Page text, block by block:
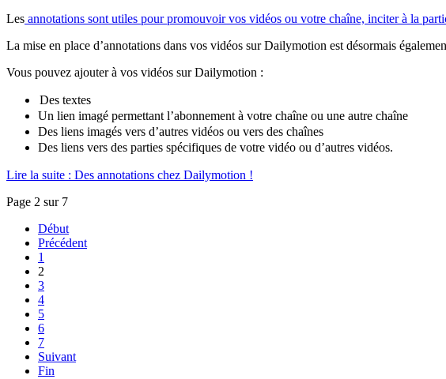
Les annotations sont utiles pour promouvoir vos vidéos ou votre chaîne, inciter à la
La mise en place d’annotations dans vos vidéos sur Dailymotion est désormais
Vous pouvez ajouter à vos vidéos sur Dailymotion :
Des textes
Un lien imagé permettant l’abonnement à votre chaîne ou une autre chaîne
Des liens imagés vers d’autres vidéos ou vers des chaînes
Des liens vers des parties spécifiques de votre vidéo ou d’autres vidéos.
Lire la suite : Des annotations chez Dailymotion !
Page 2 sur 7
Début
Précédent
1
2
3
4
5
6
7
Suivant
Fin